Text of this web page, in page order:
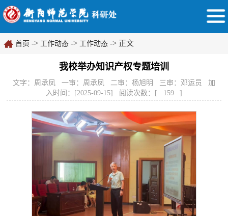
首页 -> 工作动态 -> 工作动态 -> 正文
我校举办知识产权专题培训
文字：周承凤 一审：周承凤 二审：杨旭明 三审：邓运员 加
入时间：[2025-09-15] 阅读次数：[
159 ]